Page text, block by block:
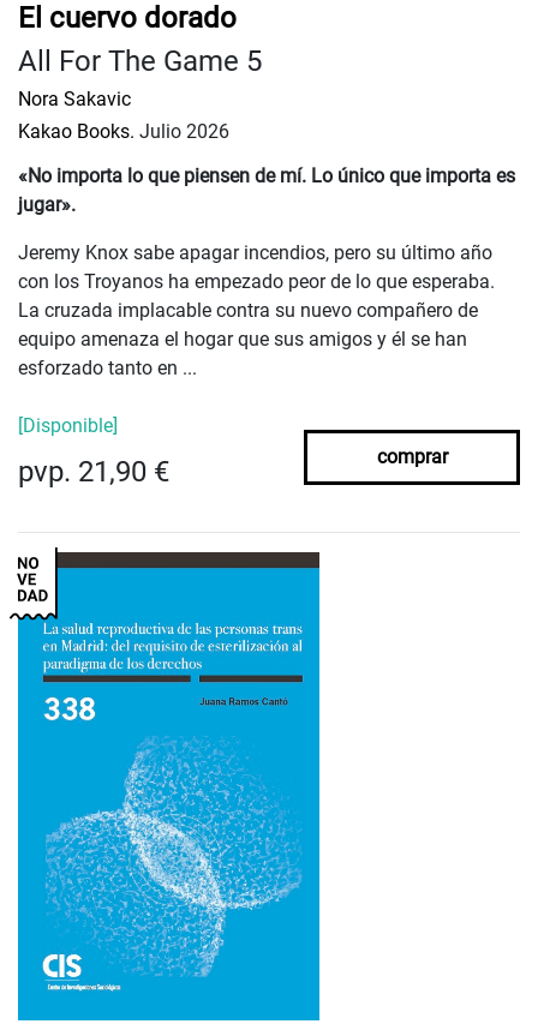
El cuervo dorado
All For The Game 5
Nora Sakavic
Kakao Books. Julio 2026
«No importa lo que piensen de mí. Lo único que importa es
jugar».
Jeremy Knox sabe apagar incendios, pero su último año
con los Troyanos ha empezado peor de lo que esperaba.
La cruzada implacable contra su nuevo compañero de
equipo amenaza el hogar que sus amigos y él se han
esforzado tanto en ...
[Disponible]
pvp. 21,90 € comprar